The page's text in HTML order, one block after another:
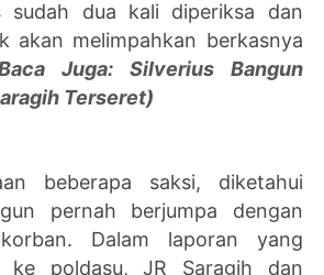
sudah dua kali diperiksa dan
akan melimpahkan berkasnya
Juga: Silverius Bangun
Terseret)
beberapa saksi, diketahui
pernah berjumpa dengan
Dalam laporan yang
ke poldasu, JR Saragih dan